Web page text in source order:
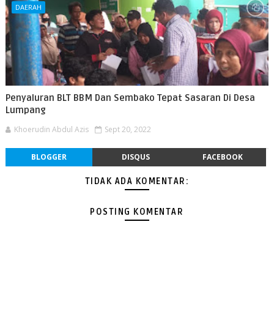
DAERAH
Penyaluran BLT BBM Dan Sembako Tepat Sasaran Di Desa
Lumpang
Khoerudin Abdul Azis Sept 20, 2022
BLOGGER DISQUS FACEBOOK
TIDAK ADA KOMENTAR:
POSTING KOMENTAR